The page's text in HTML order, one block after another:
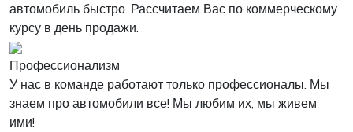
автомобиль быстро. Рассчитаем Вас по коммерческому
курсу в день продажи.
Профессионализм
У нас в команде работают только профессионалы. Мы
знаем про автомобили все! Мы любим их, мы живем
ими!